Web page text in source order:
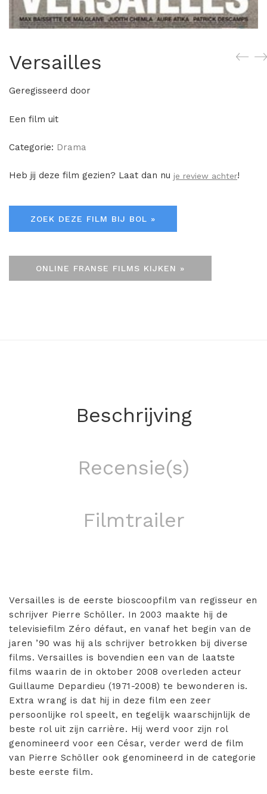
Versailles
Geregisseerd door
Een film uit
Categorie: Drama
Heb jij deze film gezien? Laat dan nu je review achter!
ZOEK DEZE FILM BIJ BOL »
ONLINE FRANSE FILMS KIJKEN »
Beschrijving
Recensie(s)
Filmtrailer
Versailles is de eerste bioscoopfilm van regisseur en
schrijver Pierre Schöller. In 2003 maakte hij de
televisiefilm Zéro défaut, en vanaf het begin van de
jaren ’90 was hij als schrijver betrokken bij diverse
films. Versailles is bovendien een van de laatste
films waarin de in oktober 2008 overleden acteur
Guillaume Depardieu (1971-2008) te bewonderen is.
Extra wrang is dat hij in deze film een zeer
persoonlijke rol speelt, en tegelijk waarschijnlijk de
beste rol uit zijn carrière. Hij werd voor zijn rol
genomineerd voor een César, verder werd de film
van Pierre Schöller ook genomineerd in de categorie
beste eerste film.